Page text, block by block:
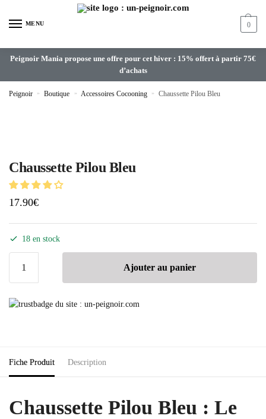
MENU 0
Peignoir Mania propose une offre pour cet hiver : 15% offert à partir 75€
d’achats
Peignoir » Boutique » Accessoires Cocooning » Chaussette Pilou Bleu
Chaussette Pilou Bleu
17.90€
18 en stock
Ajouter au panier
Fiche Produit Description
Chaussette Pilou Bleu : Le